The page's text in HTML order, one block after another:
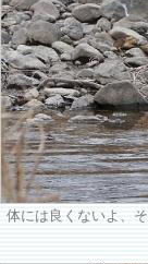
体には良くないよ、